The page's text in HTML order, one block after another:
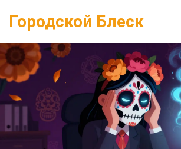
Городской Блеск